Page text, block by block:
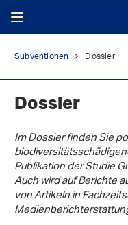
Subventionen Dossier
Dossier
Im Dossier finden Sie
Publikation der Studie
Auch wird auf Berichte
von Artikeln in